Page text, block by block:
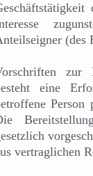
(des
zur
eine
Person
vertraglichen